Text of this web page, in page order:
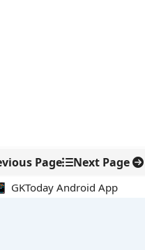
Page Next Page
GKToday Android App